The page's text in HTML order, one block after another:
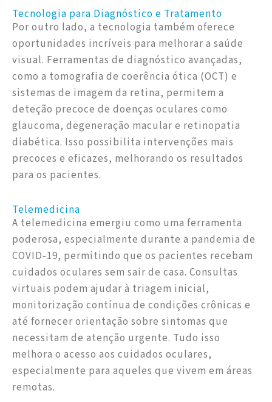
Tecnologia para Diagnóstico e Tratamento
Por outro lado, a tecnologia também oferece
oportunidades incríveis para melhorar a saúde
visual. Ferramentas de diagnóstico avançadas,
como a tomografia de coerência ótica (OCT) e
sistemas de imagem da retina, permitem a
deteção precoce de doenças oculares como
glaucoma, degeneração macular e retinopatia
diabética. Isso possibilita intervenções mais
precoces e eficazes, melhorando os resultados
para os pacientes.
Telemedicina
A telemedicina emergiu como uma ferramenta
poderosa, especialmente durante a pandemia de
COVID-19, permitindo que os pacientes recebam
cuidados oculares sem sair de casa. Consultas
virtuais podem ajudar à triagem inicial,
monitorização contínua de condições crônicas e
até fornecer orientação sobre sintomas que
necessitam de atenção urgente. Tudo isso
melhora o acesso aos cuidados oculares,
especialmente para aqueles que vivem em áreas
remotas.